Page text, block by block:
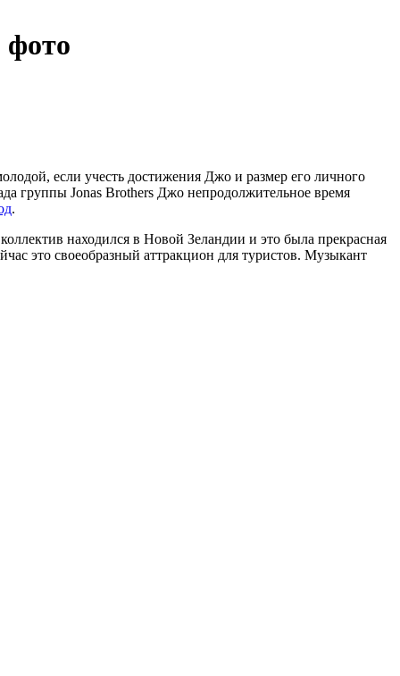
фото
если учесть достижения Джо и размер его личного
группы Jonas Brothers Джо непродолжительное время
.
находился в Новой Зеландии и это была прекрасная
это своеобразный аттракцион для туристов. Музыкант